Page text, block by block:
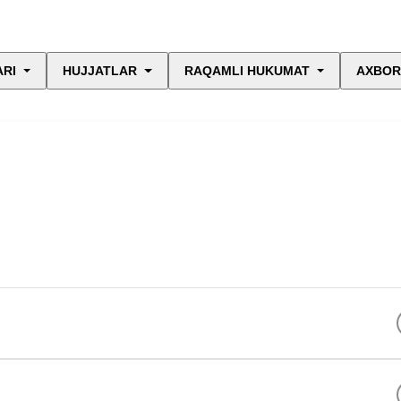
HUJJATLAR RAQAMLI HUKUMAT